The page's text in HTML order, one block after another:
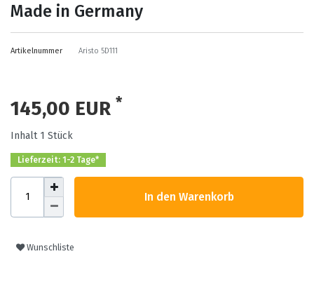
Made in Germany
Artikelnummer Aristo 5D111
145,00 EUR *
Inhalt 1 Stück
Lieferzeit: 1-2 Tage*
In den Warenkorb
Wunschliste